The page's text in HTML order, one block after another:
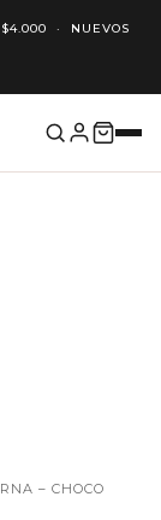
· NUEVOS
– CHOCO